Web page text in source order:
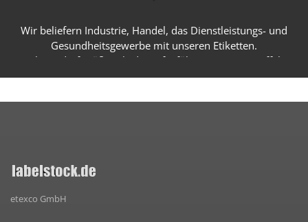
Wir beliefern Industrie, Handel, das Dienstleistungs- und
Gesundheitsgewerbe mit unseren Etiketten.
Ist Ihr Bedarf größer als die aufgeführten Mengenstaffeln,
machen wir Ihnen gerne ein auf Sie zugeschnittenes Angebot!
etexco GmbH